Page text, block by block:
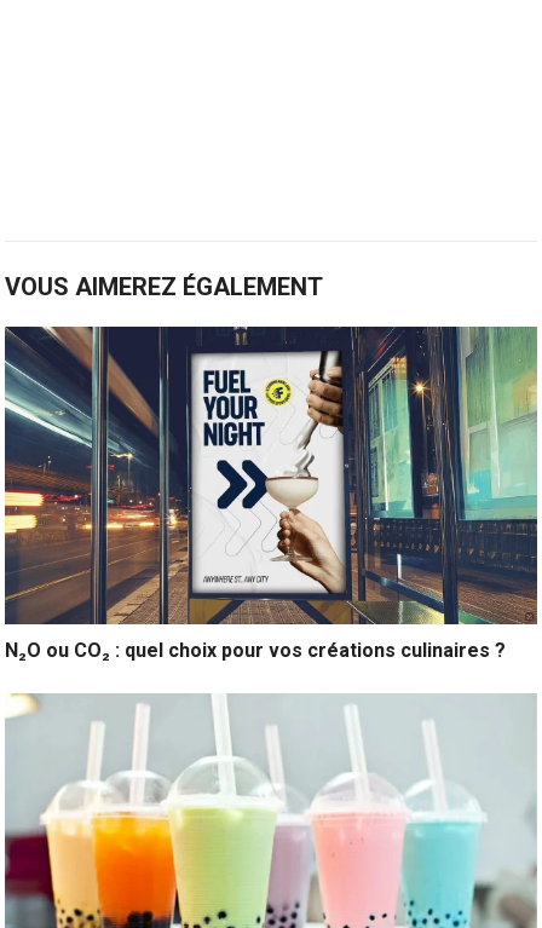
VOUS AIMEREZ ÉGALEMENT
N₂O ou CO₂ : quel choix pour vos créations culinaires ?